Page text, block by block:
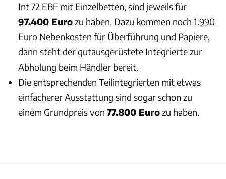
Int 72 EBF mit Einzelbetten, sind jeweils für
97.400 Eurozu haben. Dazu kommen noch 1.990
Euro Nebenkosten für Überführung und Papiere,
dann steht der gutausgerüstete Integrierte zur
Abholung beim Händler bereit.
Die entsprechenden Teilintegrierten mit etwas
einfacherer Ausstattung sind sogar schon zu
einem Grundpreis von 77.800 Eurozu haben.